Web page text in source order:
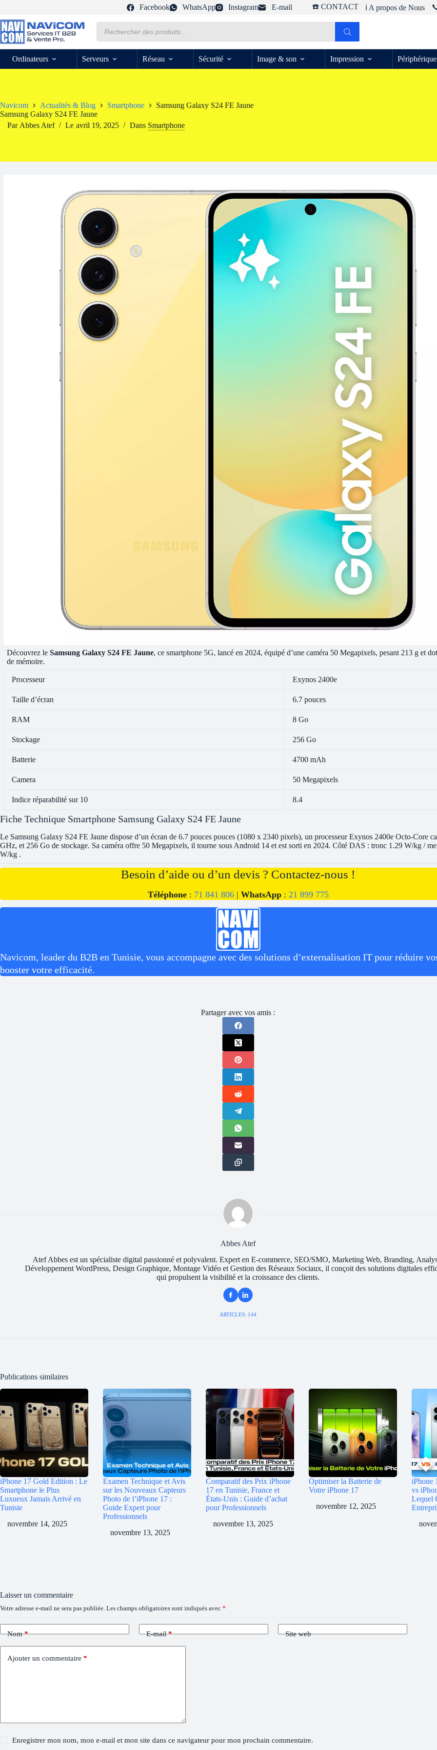
contenu
Facebook WhatsApp Instagram E-mail ☎️ CONTACT ℹ️ A propos de Nous
produits
Ordinateurs
Serveurs Réseau Sécurité Image & son Impression
Navicom Actualités & Blog Smartphone
Samsung Galaxy S24 FE Jaune
Samsung Galaxy S24 FE Jaune
Par Abbes Atef Le avril 19, 2025 Dans Smartphone
Découvrez leSamsung Galaxy S24 FE Jaune, ce smartphone 5G, lancé en 2024, équipé d’une caméra 50 Megapixels, pesant 213 g et
de mémoire.
Processeur Exynos 2400e
Taille d’écran 6.7 pouces
RAM 8 Go
Stockage 256 Go
Batterie 4700 mAh
Camera 50 Megapixels
Indice réparabilité sur 10 8.4
Fiche Technique Smartphone Samsung Galaxy S24 FE Jaune
Le Samsung Galaxy S24 FE Jaune dispose d’un écran de 6.7 pouces pouces (1080 x 2340 pixels), un processeur Exynos 2400e Octo-Core
GHz, et 256 Go de stockage. Sa caméra offre 50 Megapixels, il tourne sous Android 14 et est sorti en 2024. Côté DAS : tronc 1.29 W/kg /
W/kg .
Besoin d’aide ou d’un devis ? Contactez-nous !
Téléphone: 71 841 806| WhatsApp: 21 899 775
Navicom, leader du B2B en Tunisie, vous accompagne avec des solutions d’externalisation IT pour réduire
booster votre efficacité.
Partager avec vos amis :
Abbes Atef
Atef Abbes est un spécialiste digital passionné et polyvalent. Expert en E-commerce, SEO/SMO, Marketing Web, Branding,
Développement WordPress, Design Graphique, Montage Vidéo et Gestion des Réseaux Sociaux, il conçoit des solutions digitales
qui propulsent la visibilité et la croissance des clients.
ARTICLES: 144
Publications similaires
iPhone 17 Gold Edition : Le
Smartphone le Plus
Luxueux Jamais Arrivé en
Tunisie
novembre 14, 2025
Examen Technique et Avis
sur les Nouveaux Capteurs
Photo de l’iPhone 17 :
Guide Expert pour
Professionnels
novembre 13, 2025
Comparatif des Prix iPhone
17 en Tunisie, France et
États-Unis : Guide d’achat
pour Professionnels
novembre 13, 2025
Optimiser la Batterie de
Votre iPhone 17
novembre 12, 2025
iPhone
vs
Lequel
Laisser un commentaire
Votre adresse e-mail ne sera pas publiée. Les champs obligatoires sont indiqués avec *
Nom* E-mail* Site web
Ajouter un commentaire *
Enregistrer mon nom, mon e-mail et mon site dans ce navigateur pour mon prochain commentaire.